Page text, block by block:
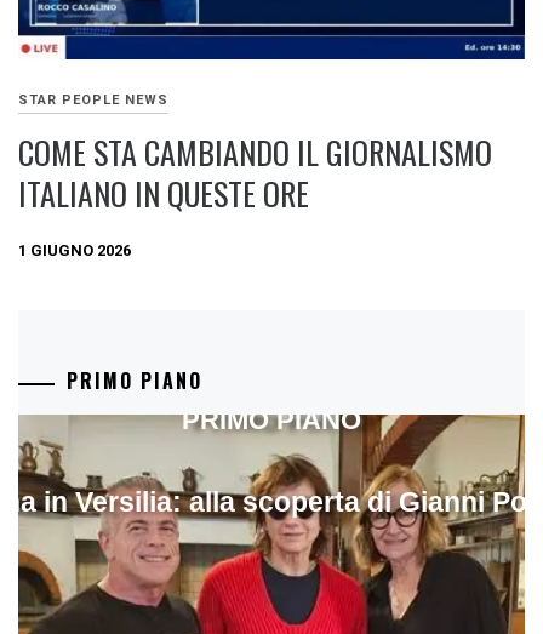
STAR PEOPLE NEWS
COME STA CAMBIANDO IL GIORNALISMO
ITALIANO IN QUESTE ORE
1 GIUGNO 2026
PRIMO PIANO
in Versilia: alla scoperta di Gianni
PRIMO PIANO